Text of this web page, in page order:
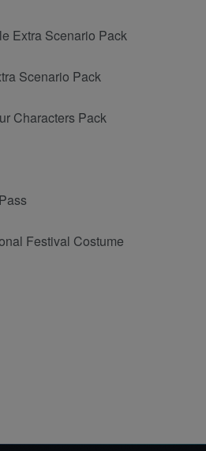
Extra Scenario Pack
Scenario Pack
Characters Pack
Festival Costume